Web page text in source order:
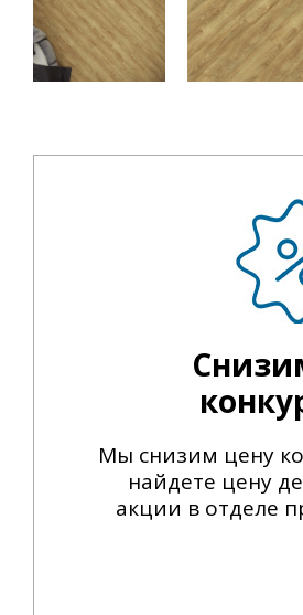
Мы снизим цену
найдете цену
акции в отделе